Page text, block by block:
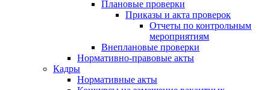
Плановые проверки
Приказы и акта проверок
Отчеты по контрольным
мероприятиям
Внеплановые проверки
Нормативно-правовые акты
Кадры
Нормативные акты